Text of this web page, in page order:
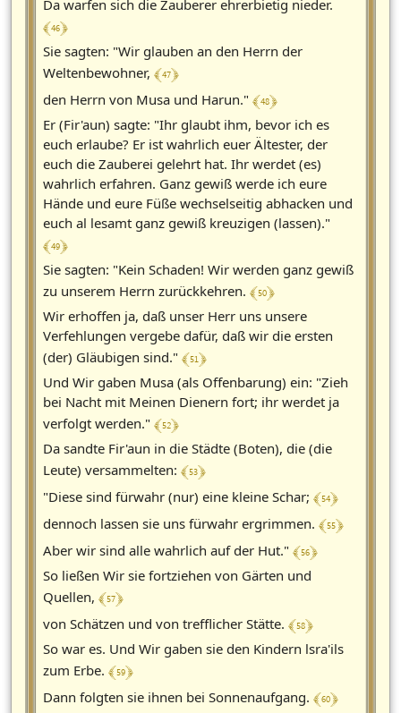
Da warfen sich die Zauberer ehrerbietig nieder.
﴾ 46 ﴿
Sie sagten: "Wir glauben an den Herrn der
Weltenbewohner, ﴾ 47 ﴿
den Herrn von Musa und Harun." ﴾ 48 ﴿
Er (Fir'aun) sagte: "Ihr glaubt ihm, bevor ich es
euch erlaube? Er ist wahrlich euer Ältester, der
euch die Zauberei gelehrt hat. Ihr werdet (es)
wahrlich erfahren. Ganz gewiß werde ich eure
Hände und eure Füße wechselseitig abhacken und
euch al lesamt ganz gewiß kreuzigen (lassen)."
﴾ 49 ﴿
Sie sagten: "Kein Schaden! Wir werden ganz gewiß
zu unserem Herrn zurückkehren. ﴾ 50 ﴿
Wir erhoffen ja, daß unser Herr uns unsere
Verfehlungen vergebe dafür, daß wir die ersten
(der) Gläubigen sind." ﴾ 51 ﴿
Und Wir gaben Musa (als Offenbarung) ein: "Zieh
bei Nacht mit Meinen Dienern fort; ihr werdet ja
verfolgt werden." ﴾ 52 ﴿
Da sandte Fir'aun in die Städte (Boten), die (die
Leute) versammelten: ﴾ 53 ﴿
"Diese sind fürwahr (nur) eine kleine Schar; ﴾ 54 ﴿
dennoch lassen sie uns fürwahr ergrimmen. ﴾ 55 ﴿
Aber wir sind alle wahrlich auf der Hut." ﴾ 56 ﴿
So ließen Wir sie fortziehen von Gärten und
Quellen, ﴾ 57 ﴿
von Schätzen und von trefflicher Stätte. ﴾ 58 ﴿
So war es. Und Wir gaben sie den Kindern lsra'ils
zum Erbe. ﴾ 59 ﴿
Dann folgten sie ihnen bei Sonnenaufgang. ﴾ 60 ﴿